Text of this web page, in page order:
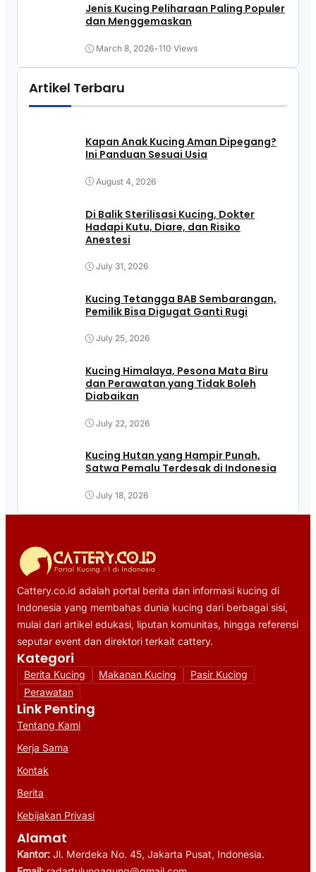
Jenis Kucing Peliharaan Paling Populer
dan Menggemaskan
March 8, 2026•110 Views
Artikel Terbaru
Kapan Anak Kucing Aman Dipegang?
Ini Panduan Sesuai Usia
August 4, 2026
Di Balik Sterilisasi Kucing, Dokter
Hadapi Kutu, Diare, dan Risiko
Anestesi
July 31, 2026
Kucing Tetangga BAB Sembarangan,
Pemilik Bisa Digugat Ganti Rugi
July 25, 2026
Kucing Himalaya, Pesona Mata Biru
dan Perawatan yang Tidak Boleh
Diabaikan
July 22, 2026
Kucing Hutan yang Hampir Punah,
Satwa Pemalu Terdesak di Indonesia
July 18, 2026
Cattery.co.id adalah portal berita dan informasi kucing di
Indonesia yang membahas dunia kucing dari berbagai sisi,
mulai dari artikel edukasi, liputan komunitas, hingga referensi
seputar event dan direktori terkait cattery.
Kategori
Berita Kucing Makanan Kucing
Pasir Kucing
Perawatan
Link Penting
Tentang Kami
Kerja Sama
Kontak
Berita
Kebijakan Privasi
Alamat
Kantor: Jl. Merdeka No. 45, Jakarta Pusat, Indonesia.